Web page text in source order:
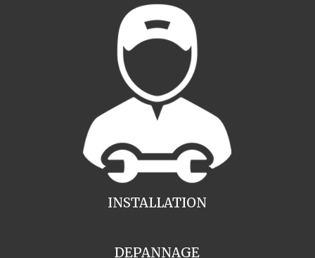
INSTALLATION
DEPANNAGE